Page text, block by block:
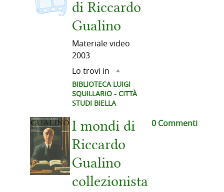
di Riccardo
Gualino
Materiale video
2003
Lo trovi in
BIBLIOTECA LUIGI
SQUILLARIO - CITTÀ
STUDI BIELLA
I mondi di
Riccardo
Gualino
collezionista
0 Commenti